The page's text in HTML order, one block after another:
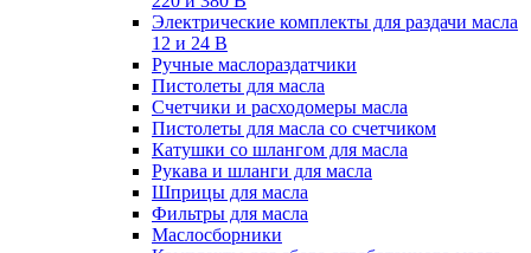
Электрические комплекты для раздачи масла
12 и 24 В
Ручные маслораздатчики
Пистолеты для масла
Счетчики и расходомеры масла
Пистолеты для масла со счетчиком
Катушки со шлангом для масла
Рукава и шланги для масла
Шприцы для масла
Фильтры для масла
Маслосборники